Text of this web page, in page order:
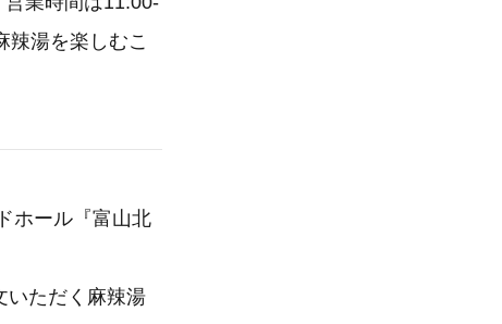
辣湯を楽しむこ
ホール『富山北
いただく麻辣湯